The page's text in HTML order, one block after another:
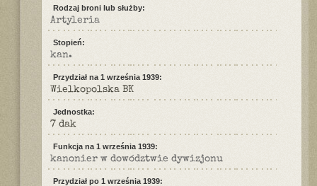
Rodzaj broni lub służby:
Artyleria
Stopień:
kan.
Przydział na 1 września 1939:
Wielkopolska BK
Jednostka:
7 dak
Funkcja na 1 września 1939:
kanonier w dowództwie dywizjonu
Przydział po 1 września 1939: